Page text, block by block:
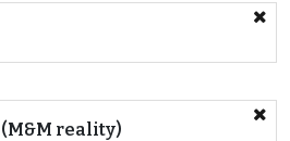
reality)